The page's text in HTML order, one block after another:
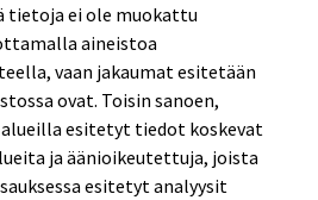
tietoja ei ole muokattu
aineistoa
vaan jakaumat esitetään
ovat. Toisin sanoen,
esitetyt tiedot koskevat
ja äänioikeutettuja, joista
esitetyt analyysit